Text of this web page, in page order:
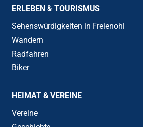
ERLEBEN & TOURISMUS
Sehenswürdigkeiten in Freienohl
Wandern
Radfahren
Biker
HEIMAT & VEREINE
Vereine